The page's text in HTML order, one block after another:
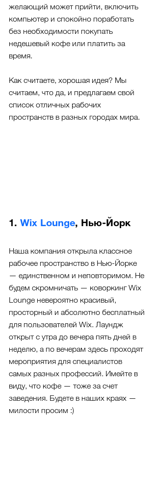
желающий может прийти, включить
компьютер и спокойно поработать
без необходимости покупать
недешевый кофе или платить за
время.
Как считаете, хорошая идея? Мы
считаем, что да, и предлагаем свой
список отличных рабочих
пространств в разных городах мира.
1. Wix Lounge, Нью-Йорк
Наша компания открыла классное
рабочее пространство в Нью-Йорке
— единственном и неповторимом. Не
будем скромничать — коворкинг Wix
Lounge невероятно красивый,
просторный и абсолютно бесплатный
для пользователей Wix. Лаундж
открыт с утра до вечера пять дней в
неделю, а по вечерам здесь проходят
мероприятия для специалистов
самых разных профессий. Имейте в
виду, что кофе — тоже за счет
заведения. Будете в наших краях —
милости просим :)